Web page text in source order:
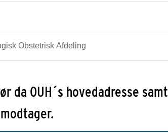
Obstetrisk Afdeling
da OUH´s hovedadresse samt